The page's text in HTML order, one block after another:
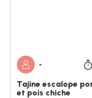
-
Tajine escalope
et pois chiche